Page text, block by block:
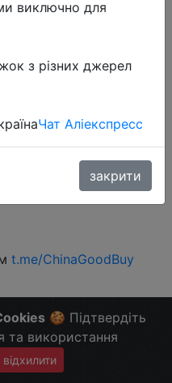
t.me/ChinaGoodBuy
🍪 Підтвердіть
та використання
відхилити
виключно для
з різних джерел
Чат Аліекспресс
закрити